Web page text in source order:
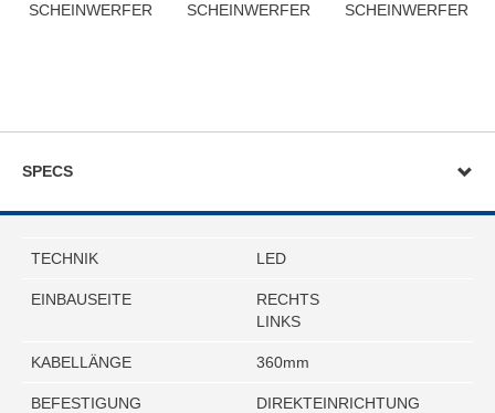
SCHEINWERFER
SCHEINWERFER
SCHEINWERFER
SPECS
TECHNIK LED
EINBAUSEITE
RECHTS
LINKS
KABELLÄNGE 360mm
BEFESTIGUNG DIREKTEINRICHTUNG